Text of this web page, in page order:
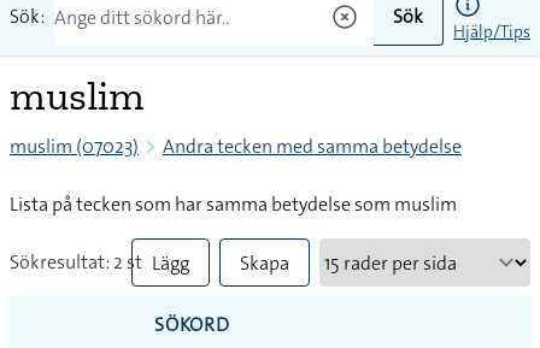
Sök: Sök
Hjälp/Tips
muslim
muslim (07023) Andra tecken med samma betydelse
Lista på tecken som har samma betydelse som muslim
Sökresultat: 2 st Lägg
till
Skapa
SÖKORD